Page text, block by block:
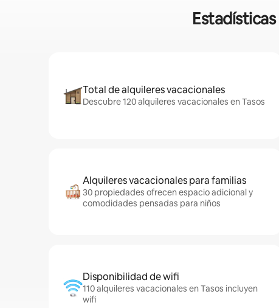
Total de alquileres vacacionales
Descubre 120 alquileres vacacionales en Tasos
Alquileres vacacionales para familias
30 propiedades ofrecen espacio adicional y
comodidades pensadas para niños
Disponibilidad de wifi
110 alquileres vacacionales en Tasos incluyen
wifi